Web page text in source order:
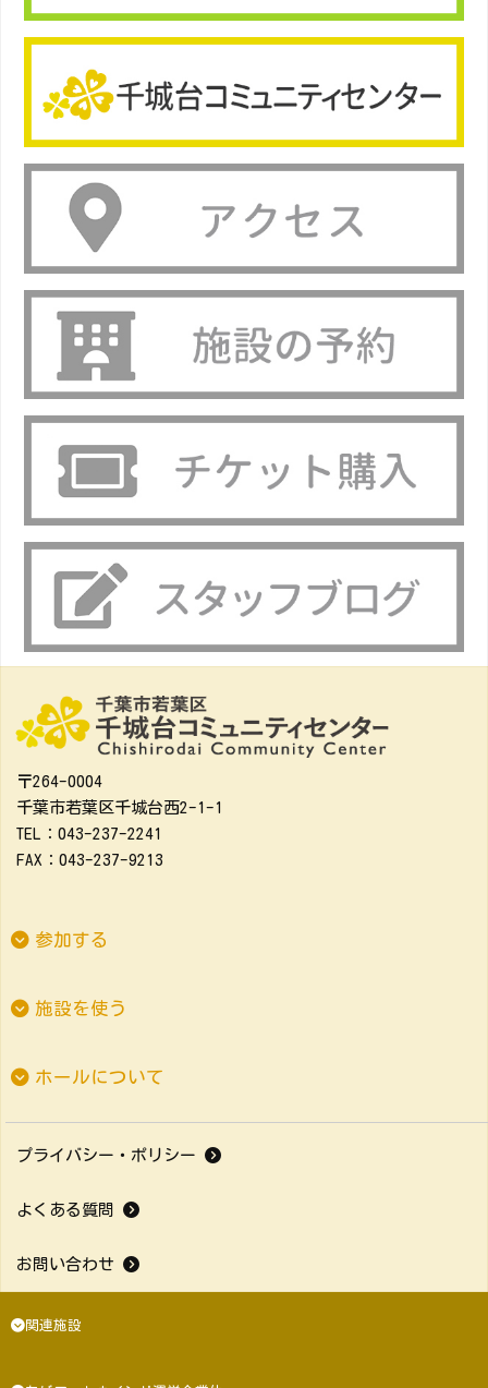
〒264-0004
千葉市若葉区千城台西2-1-1
TEL：043-237-2241
FAX：043-237-9213
参加する
施設を使う
ホールについて
プライバシー・ポリシー
よくある質問
お問い合わせ
関連施設